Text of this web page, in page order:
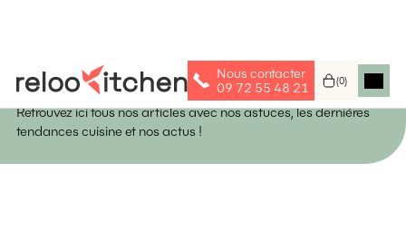
Nous contacter
09 72 55 48 21
(0)
Astuces & Idées
Retrouvez ici tous nos articles avec nos astuces, les dernières
tendances cuisine et nos actus !